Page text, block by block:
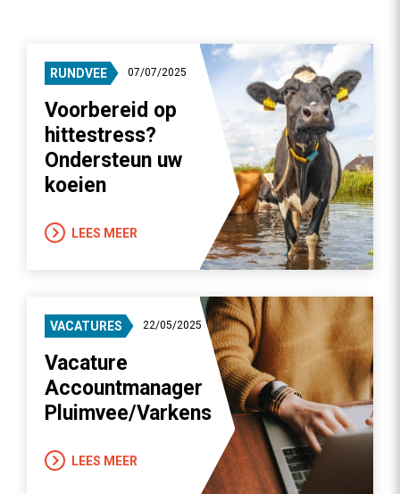
RUNDVEE 07/07/2025
Voorbereid op
hittestress?
Ondersteun uw
koeien
LEES MEER
VACATURES 22/05/2025
Vacature
Accountmanager
Pluimvee/Varkens
LEES MEER